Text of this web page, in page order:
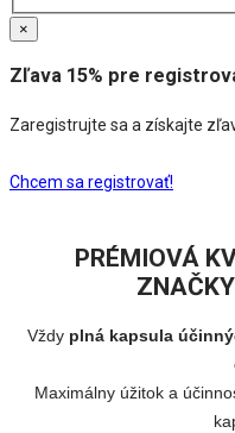
×
Zľava 15% pre
Zaregistrujte sa a získajte
Chcem sa registrovať!
PRÉMIOVÁ
Vždy plná kapsula
Maximálny úžitok a